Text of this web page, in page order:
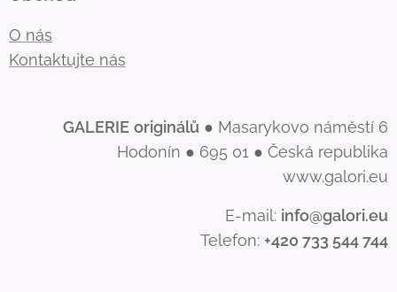
O nás
Kontaktujte nás
GALERIE originálů ● Masarykovo náměstí 6
Hodonín ● 695 01 ● Česká republika
www.galori.eu
E-mail: info@galori.eu
Telefon: +420 733 544 744